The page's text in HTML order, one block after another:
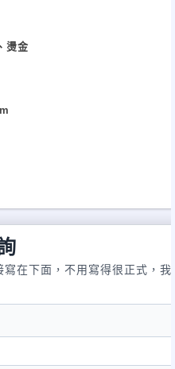
燙金
在下面，不用寫得很正式，